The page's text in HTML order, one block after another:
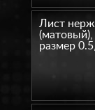
Лист
(матовый),
размер